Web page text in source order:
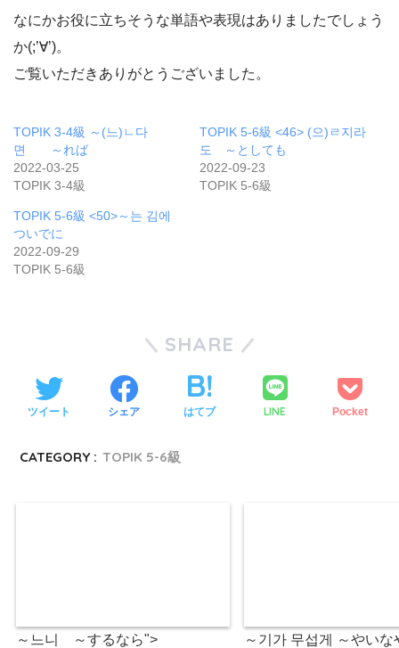
なにかお役に立ちそうな単語や表現はありましたでしょう
か(;’∀’)。
ご覧いただきありがとうございました。
TOPIK 3-4級 ～(느)ㄴ다
면 ～れば
2022-03-25
TOPIK 3-4級
TOPIK 5-6級 <46> (으)ㄹ지라
도 ～としても
2022-09-23
TOPIK 5-6級
TOPIK 5-6級 <50>～는 김에
ついでに
2022-09-29
TOPIK 5-6級
SHARE
ツイート シェア はてブ LINE Pocket
CATEGORY : TOPIK 5-6級
～느니 ～するなら"> ～기가 무섭게 ～やいな